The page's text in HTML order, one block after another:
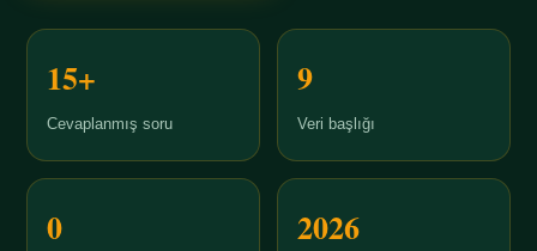
15+
Cevaplanmış soru
9
Veri başlığı
0 2026